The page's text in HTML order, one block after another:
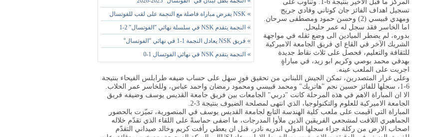
»
» النجمة يتقدم NSK في سلسلة نهائي "الفوتسال" 2-1
» فريق NSK يعادل النجمة 1-1 في نهائي "الفوتسال"
» النجمة يتقدم NSK في نهائي الفوتسال 1-0
المركز ما قبل الاخير بنتيجة 6-1. وتناوب على
تسجيل اهداف الفائز جان كوتاني وفادي جريج
ومهدي قبيسي (2) وحسن حمود ومصطفى سرحان.
اما الخاسر فقد سجل له عمر حليحل.
بدوره، لم يضطر الميادين الى وضع ثقله في مواجهة
الشريك الآخر في القاع اي فريق الجامعة الاميركية
للثقافة والتعليم، فحصل على ثلاث نقاط جديدة
بهدفي محمد بوصي وكريم ابو زيد، في مباراةٍ
اجريت على الملعب عينه.
وعلى غرار المتصدرين، تمكن الجيش اللبناني من تحقيق فوزٍ سهل على حساب ضيفه طرابلس الفيحاء بنتيجة
6-1، سجلها للفائز حسين نجم "هاتريك" ومحمد قبيسي ومحمود رمضان واحمد عباس، وللخاسر عمر الحلاب.
الا ان المباراة الاهم في هذه المرحلة كانت "دربي" الجامعات بين فريق جامعة القديس يوسف وضيفه فريق
الجامعة الاميركية للعلوم والتكنولوجيا، الذي انتهى لمصلحة الضيوف بنتيجة 3-2.
المباراة التي اقيمت على ملعب كلية الهندسة التابع لجامعة القديس يوسف في المنصورية، تميّزت بالحضور
الجماهيري اللافت لمشجعي الفريقين الذين ملأوا المدرجات، ما اضفى حماسةً على اللقاء الذي تقدّم خلاله
اصحاب الارض من ركلة جزاء سجلها الدولي اندريه نادر، قبل ان يعطي رأفت كريم وخالد صيداني التقدّم